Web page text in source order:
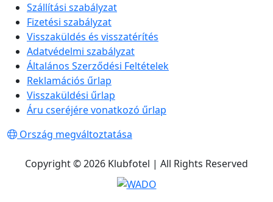
Szállítási szabályzat
Fizetési szabályzat
Visszaküldés és visszatérítés
Adatvédelmi szabályzat
Általános Szerződési Feltételek
Reklamációs űrlap
Visszaküldési űrlap
Áru cseréjére vonatkozó űrlap
Ország megváltoztatása
Copyright © 2026 Klubfotel | All Rights Reserved